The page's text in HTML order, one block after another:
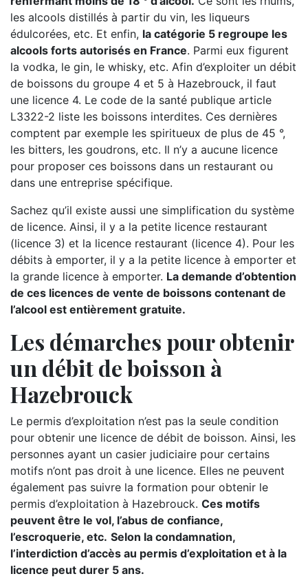
les alcools distillés à partir du vin, les liqueurs
édulcorées, etc. Et enfin, la catégorie 5 regroupe les
alcools forts autorisés en France. Parmi eux figurent
la vodka, le gin, le whisky, etc. Afin d’exploiter un débit
de boissons du groupe 4 et 5 à Hazebrouck, il faut
une licence 4. Le code de la santé publique article
L3322-2 liste les boissons interdites. Ces dernières
comptent par exemple les spiritueux de plus de 45 °,
les bitters, les goudrons, etc. Il n’y a aucune licence
pour proposer ces boissons dans un restaurant ou
dans une entreprise spécifique.
Sachez qu’il existe aussi une simplification du système
de licence. Ainsi, il y a la petite licence restaurant
(licence 3) et la licence restaurant (licence 4). Pour les
débits à emporter, il y a la petite licence à emporter et
la grande licence à emporter. La demande d’obtention
de ces licences de vente de boissons contenant de
l’alcool est entièrement gratuite.
Les démarches pour obtenir
un débit de boisson à
Hazebrouck
Le permis d’exploitation n’est pas la seule condition
pour obtenir une licence de débit de boisson. Ainsi, les
personnes ayant un casier judiciaire pour certains
motifs n’ont pas droit à une licence. Elles ne peuvent
également pas suivre la formation pour obtenir le
permis d’exploitation à Hazebrouck. Ces motifs
peuvent être le vol, l’abus de confiance,
l’escroquerie, etc. Selon la condamnation,
l’interdiction d’accès au permis d’exploitation et à la
licence peut durer 5 ans.